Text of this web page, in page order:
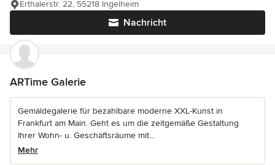
Nachricht
Erthalerstr. 22, 55218 Ingelheim
ARTime Galerie
Gemäldegalerie für bezahlbare moderne XXL-Kunst in
Frankfurt am Main. Geht es um die zeitgemäße Gestaltung
Ihrer Wohn- u. Geschäftsräume mit...
Mehr